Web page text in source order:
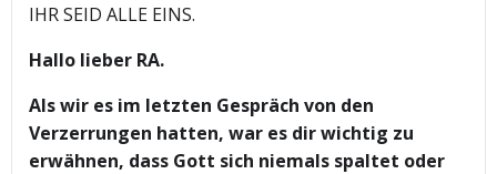
IHR SEID ALLE EINS.
Hallo lieber RA.
Als wir es im letzten Gespräch von den
Verzerrungen hatten, war es dir wichtig zu
erwähnen, dass Gott sich niemals spaltet oder